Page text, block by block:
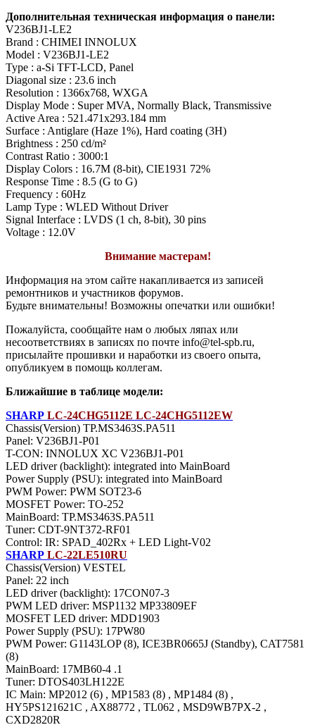
Дополнительная техническая информация о панели:
V236BJ1-LE2
Brand : CHIMEI INNOLUX
Model : V236BJ1-LE2
Type : a-Si TFT-LCD, Panel
Diagonal size : 23.6 inch
Resolution : 1366x768, WXGA
Display Mode : Super MVA, Normally Black, Transmissive
Active Area : 521.471x293.184 mm
Surface : Antiglare (Haze 1%), Hard coating (3H)
Brightness : 250 cd/m²
Contrast Ratio : 3000:1
Display Colors : 16.7M (8-bit), CIE1931 72%
Response Time : 8.5 (G to G)
Frequency : 60Hz
Lamp Type : WLED Without Driver
Signal Interface : LVDS (1 ch, 8-bit), 30 pins
Voltage : 12.0V
Внимание мастерам!
Информация на этом сайте накапливается из записей
ремонтников и участников форумов.
Будьте внимательны! Возможны опечатки или ошибки!
Пожалуйста, сообщайте нам о любых ляпах или
несоответствиях в записях по почте info@tel-spb.ru,
присылайте прошивки и наработки из своего опыта,
опубликуем в помощь коллегам.
Ближайшие в таблице модели:
SHARP LC-24CHG5112E LC-24CHG5112EW
Chassis(Version) TP.MS3463S.PA511
Panel: V236BJ1-P01
T-CON: INNOLUX XC V236BJ1-P01
LED driver (backlight): integrated into MainBoard
Power Supply (PSU): integrated into MainBoard
PWM Power: PWM SOT23-6
MOSFET Power: TO-252
MainBoard: TP.MS3463S.PA511
Тuner: CDT-9NT372-RF01
Control: IR: SPAD_402Rx + LED Light-V02
SHARP LC-22LE510RU
Chassis(Version) VESTEL
Panel: 22 inch
LED driver (backlight): 17CON07-3
PWM LED driver: MSP1132 MP33809EF
MOSFET LED driver: MDD1903
Power Supply (PSU): 17PW80
PWM Power: G1143LOP (8), ICE3BR0665J (Standby), CAT7581
(8)
MainBoard: 17MB60-4 .1
Тuner: DTOS403LH122E
IC Main: MP2012 (6) , MP1583 (8) , MP1484 (8) ,
HY5PS121621C , AX88772 , TL062 , MSD9WB7PX-2 ,
CXD2820R